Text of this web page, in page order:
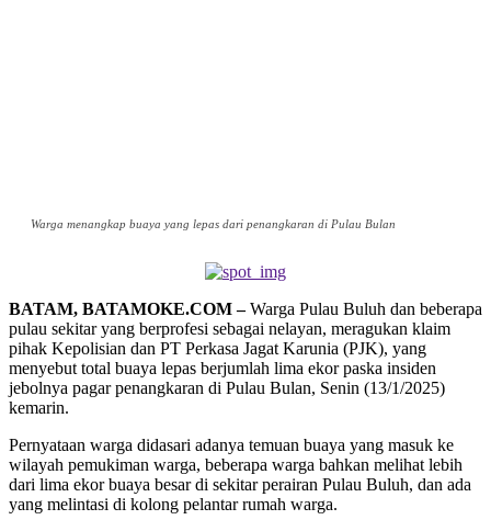
Warga menangkap buaya yang lepas dari penangkaran di Pulau Bulan
BATAM, BATAMOKE.COM –Warga Pulau Buluh dan beberapa
pulau sekitar yang berprofesi sebagai nelayan, meragukan klaim
pihak Kepolisian dan PT Perkasa Jagat Karunia (PJK), yang
menyebut total buaya lepas berjumlah lima ekor paska insiden
jebolnya pagar penangkaran di Pulau Bulan, Senin (13/1/2025)
kemarin.
Pernyataan warga didasari adanya temuan buaya yang masuk ke
wilayah pemukiman warga, beberapa warga bahkan melihat lebih
dari lima ekor buaya besar di sekitar perairan Pulau Buluh, dan ada
yang melintasi di kolong pelantar rumah warga.